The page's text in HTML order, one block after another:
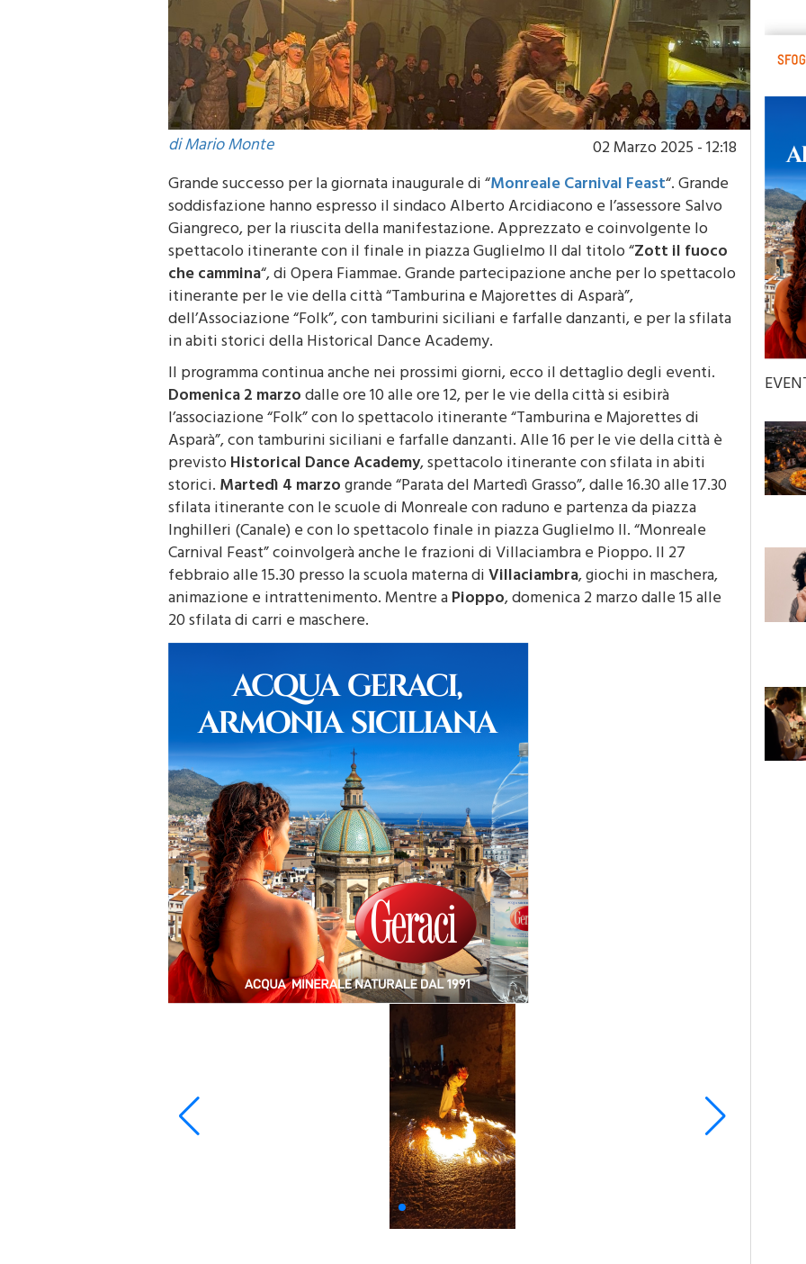
di Mario Monte
02 Marzo 2025 - 12:18
Grande successo per la giornata inaugurale di “Monreale Carnival Feast“. Grande
soddisfazione hanno espresso il sindaco Alberto Arcidiacono e l’assessore Salvo
Giangreco, per la riuscita della manifestazione. Apprezzato e coinvolgente lo
spettacolo itinerante con il finale in piazza Guglielmo II dal titolo “Zott il fuoco
che cammina“, di Opera Fiammae. Grande partecipazione anche per lo spettacolo
itinerante per le vie della città “Tamburina e Majorettes di Asparà”,
dell’Associazione “Folk”, con tamburini siciliani e farfalle danzanti, e per la sfilata
in abiti storici della Historical Dance Academy.
Il programma continua anche nei prossimi giorni, ecco il dettaglio degli eventi.
Domenica 2 marzodalle ore 10 alle ore 12, per le vie della città si esibirà
l’associazione “Folk” con lo spettacolo itinerante “Tamburina e Majorettes di
Asparà”, con tamburini siciliani e farfalle danzanti. Alle 16 per le vie della città è
previstoHistorical Dance Academy, spettacolo itinerante con sfilata in abiti
storici.Martedì 4 marzogrande “Parata del Martedì Grasso”, dalle 16.30 alle 17.30
sfilata itinerante con le scuole di Monreale con raduno e partenza da piazza
Inghilleri (Canale) e con lo spettacolo finale in piazza Guglielmo II. “Monreale
Carnival Feast” coinvolgerà anche le frazioni di Villaciambra e Pioppo. Il 27
febbraio alle 15.30 presso la scuola materna diVillaciambra, giochi in maschera,
animazione e intrattenimento. Mentre aPioppo, domenica 2 marzo dalle 15 alle
20 sfilata di carri e maschere.